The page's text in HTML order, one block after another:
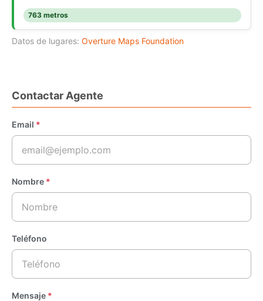
763 metros
Datos de lugares: Overture Maps Foundation
Contactar Agente
Email *
Nombre *
Teléfono
Mensaje *